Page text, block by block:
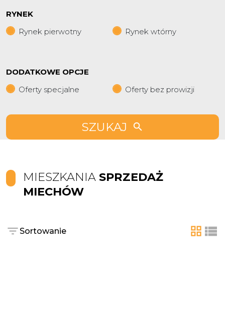
RYNEK
Rynek pierwotny
Rynek wtórny
DODATKOWE OPCJE
Oferty specjalne
Oferty bez prowizji
SZUKAJ
MIESZKANIA SPRZEDAŻ
MIECHÓW
Sortowanie
tabela